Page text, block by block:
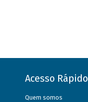
Acesso Rápido
Quem somos